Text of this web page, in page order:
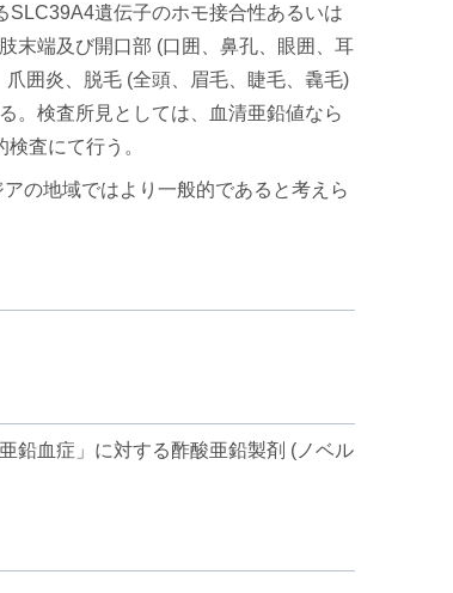
SLC39A4遺伝子のホモ接合性あるいは
末端及び開口部 (口囲、鼻孔、眼囲、耳
囲炎、脱毛 (全頭、眉毛、睫毛、毳毛)
。検査所見としては、血清亜鉛値なら
査にて行う。
の地域ではより一般的であると考えら
鉛血症」に対する酢酸亜鉛製剤 (ノベル